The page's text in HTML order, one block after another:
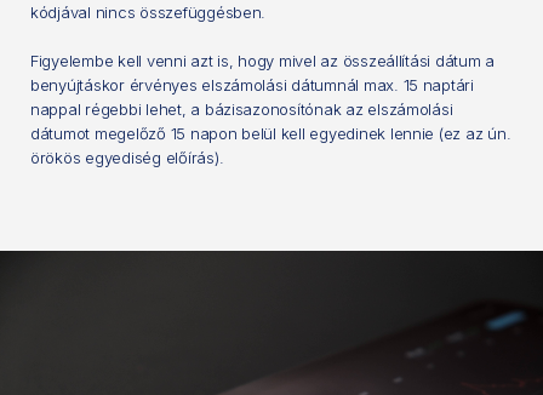
kódjával nincs összefüggésben.
Figyelembe kell venni azt is, hogy mivel az összeállítási dátum a
benyújtáskor érvényes elszámolási dátumnál max. 15 naptári
nappal régebbi lehet, a bázisazonosítónak az elszámolási
dátumot megelőző 15 napon belül kell egyedinek lennie (ez az ún.
örökös egyediség előírás).